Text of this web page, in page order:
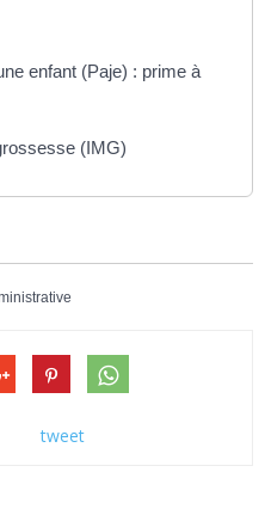
enfant (Paje) : prime à
(IMG)
tweet